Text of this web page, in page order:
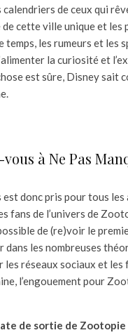
calendriers de ceux qui
de cette ville unique et les
temps, les rumeurs et les
la curiosité et
est sûre, Disney sait
à Ne Pas
est donc pris pour tous les
fans de l’univers de
de (re)voir le
dans les nombreuses
les réseaux sociaux et les
l’engouement pour
de sortie de Zootopie